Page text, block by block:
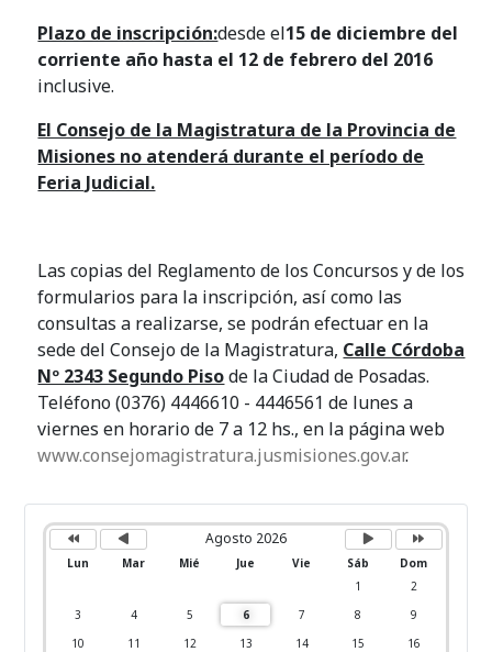
Plazo de inscripción:desde el15 de diciembre del
corriente año hasta el 12 de febrero del 2016
inclusive.
El Consejo de la Magistratura de la Provincia de
Misiones no atenderá durante el período de
Feria Judicial.
Las copias del Reglamento de los Concursos y de los
formularios para la inscripción, así como las
consultas a realizarse, se podrán efectuar en la
sede del Consejo de la Magistratura, Calle Córdoba
Nº 2343 Segundo Pisode la Ciudad de Posadas.
Teléfono (0376) 4446610 - 4446561 de lunes a
viernes en horario de 7 a 12 hs., en la página web
www.consejomagistratura.jusmisiones.gov.ar.
A
o
a
n
t
o
M
s
a
n
P
ó
x
i
m
o
a
o
P
ó
x
i
m
Agosto 2026
Lun Mar Mié Jue Vie Sáb
Dom
1
2
3
4 5 6 7 8
9
10
11 12 13 14 15
16